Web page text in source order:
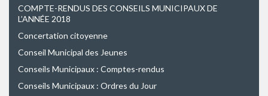
COMPTE-RENDUS DES CONSEILS MUNICIPAUX DE
L’ANNÉE 2018
Concertation citoyenne
Conseil Municipal des Jeunes
Conseils Municipaux : Comptes-rendus
Conseils Municipaux : Ordres du Jour